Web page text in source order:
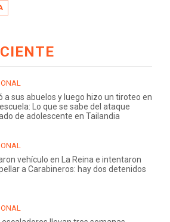
a sus abuelos y luego hizo un tiroteo en
Lo que se sabe del ataque
de adolescente en Tailandia
vehículo en La Reina e intentaron
a Carabineros: hay dos detenidos